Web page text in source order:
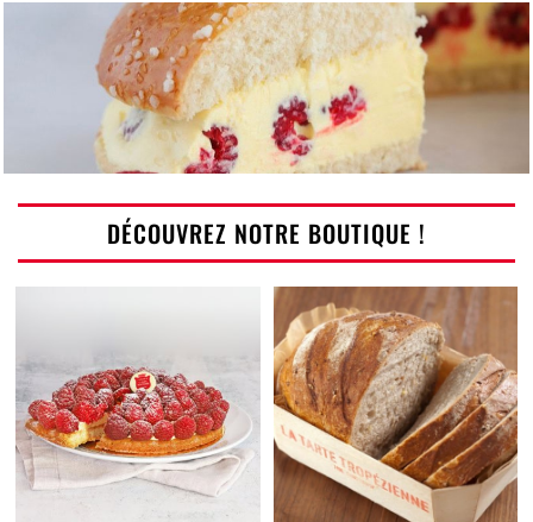
DÉCOUVREZ NOTRE BOUTIQUE !